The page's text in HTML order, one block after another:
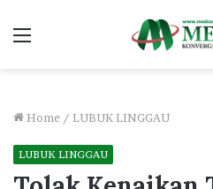
Menu
Home / LUBUK LINGGAU
LUBUK LINGGAU